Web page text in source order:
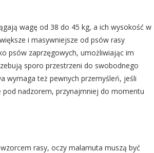
wagę od 38 do 45 kg, a ich wysokość w
i masywniejsze od psów rasy
psów zaprzęgowych, umożliwiając im
sporo przestrzeni do swobodnego
wymaga też pewnych przemyśleń, jeśli
pod nadzorem, przynajmniej do momentu
rasy, oczy malamuta muszą być